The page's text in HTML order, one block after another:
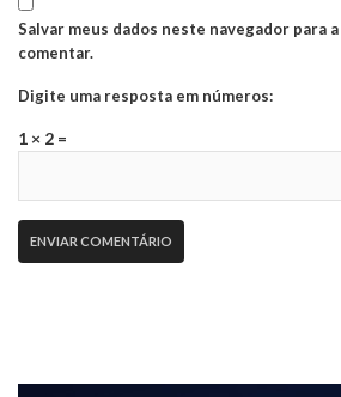
Salvar meus dados neste navegador para
comentar.
Digite uma resposta em números:
1 × 2 =